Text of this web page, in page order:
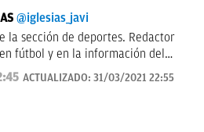
@iglesias_javi
la sección de deportes. Redactor
fútbol y en la información del
ACTUALIZADO: 31/03/2021 22:55